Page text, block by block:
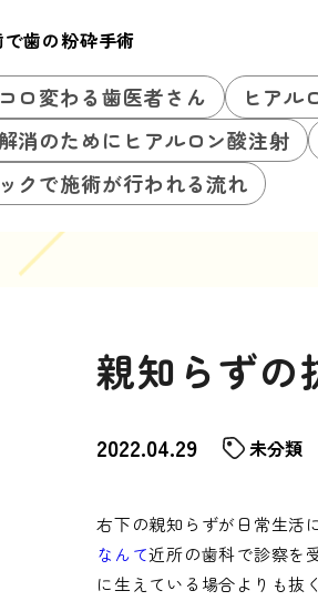
歯の粉砕手術
ロ変わる歯医者さん ヒアル
消のためにヒアルロン酸注射
クで施術が行われる流れ
親知らずの
2022.04.29 未分類
右下の親知らずが日常生活
なんて近所の歯科で診察を
に生えている場合よりも抜